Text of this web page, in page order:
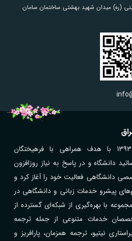
(ره) میدان شهید بهشتی ساختمان سامان
شبکه مترجمین در سال 1393 با هدف همراهی با فرهیختگان
دانشگاه و در پاسخ به نیاز روزافزون
دانشگاهی فعالیت خود را آغاز کرد و
پیشرو خدمات زبانی و دانشگاهی در
با بهره‌گیری از شبکه‌ای گسترده از
خدمات متنوعی از جمله ترجمه
نیتیو، ترجمه همزمان، پارافریز و